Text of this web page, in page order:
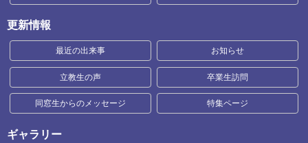
更新情報
最近の出来事 お知らせ
立教生の声 卒業生訪問
同窓生からのメッセージ 特集ページ
ギャラリー